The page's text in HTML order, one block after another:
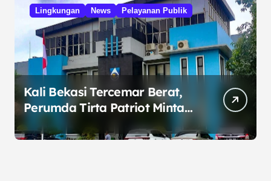
Lingkungan News Pelayanan Publik
Kali Bekasi Tercemar Berat,
Perumda Tirta Patriot Minta
Maaf atas Penurunan Kualitas
Air